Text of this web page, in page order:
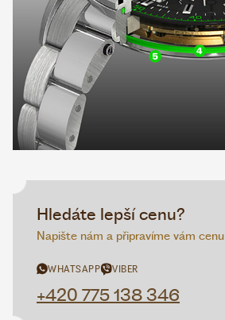
Hledáte lepší cenu?
Napište nám a připravíme vám
WHATSAPP VIBER
+420 775 138 346